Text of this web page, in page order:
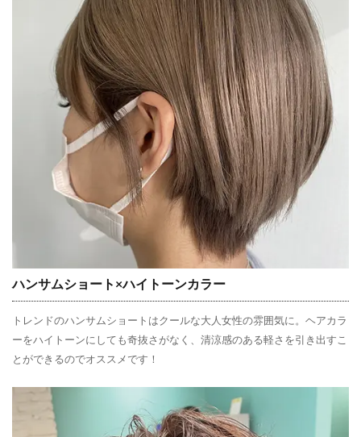
ハンサムショート×ハイトーンカラー
トレンドのハンサムショートはクールな大人女性の雰囲気に。ヘアカラ
ーをハイトーンにしても奇抜さがなく、清涼感のある軽さを引き出すこ
とができるのでオススメです！